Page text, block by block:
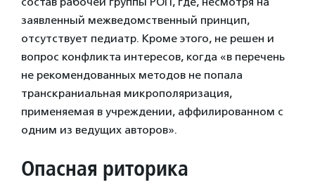
заявленный межведомственный принцип,
отсутствует педиатр. Кроме этого, не решен и
вопрос конфликта интересов, когда «в перечень
не рекомендованных методов не попала
транскраниальная микрополяризация,
применяемая в учреждении, аффилированном с
одним из ведущих авторов».
Опасная риторика